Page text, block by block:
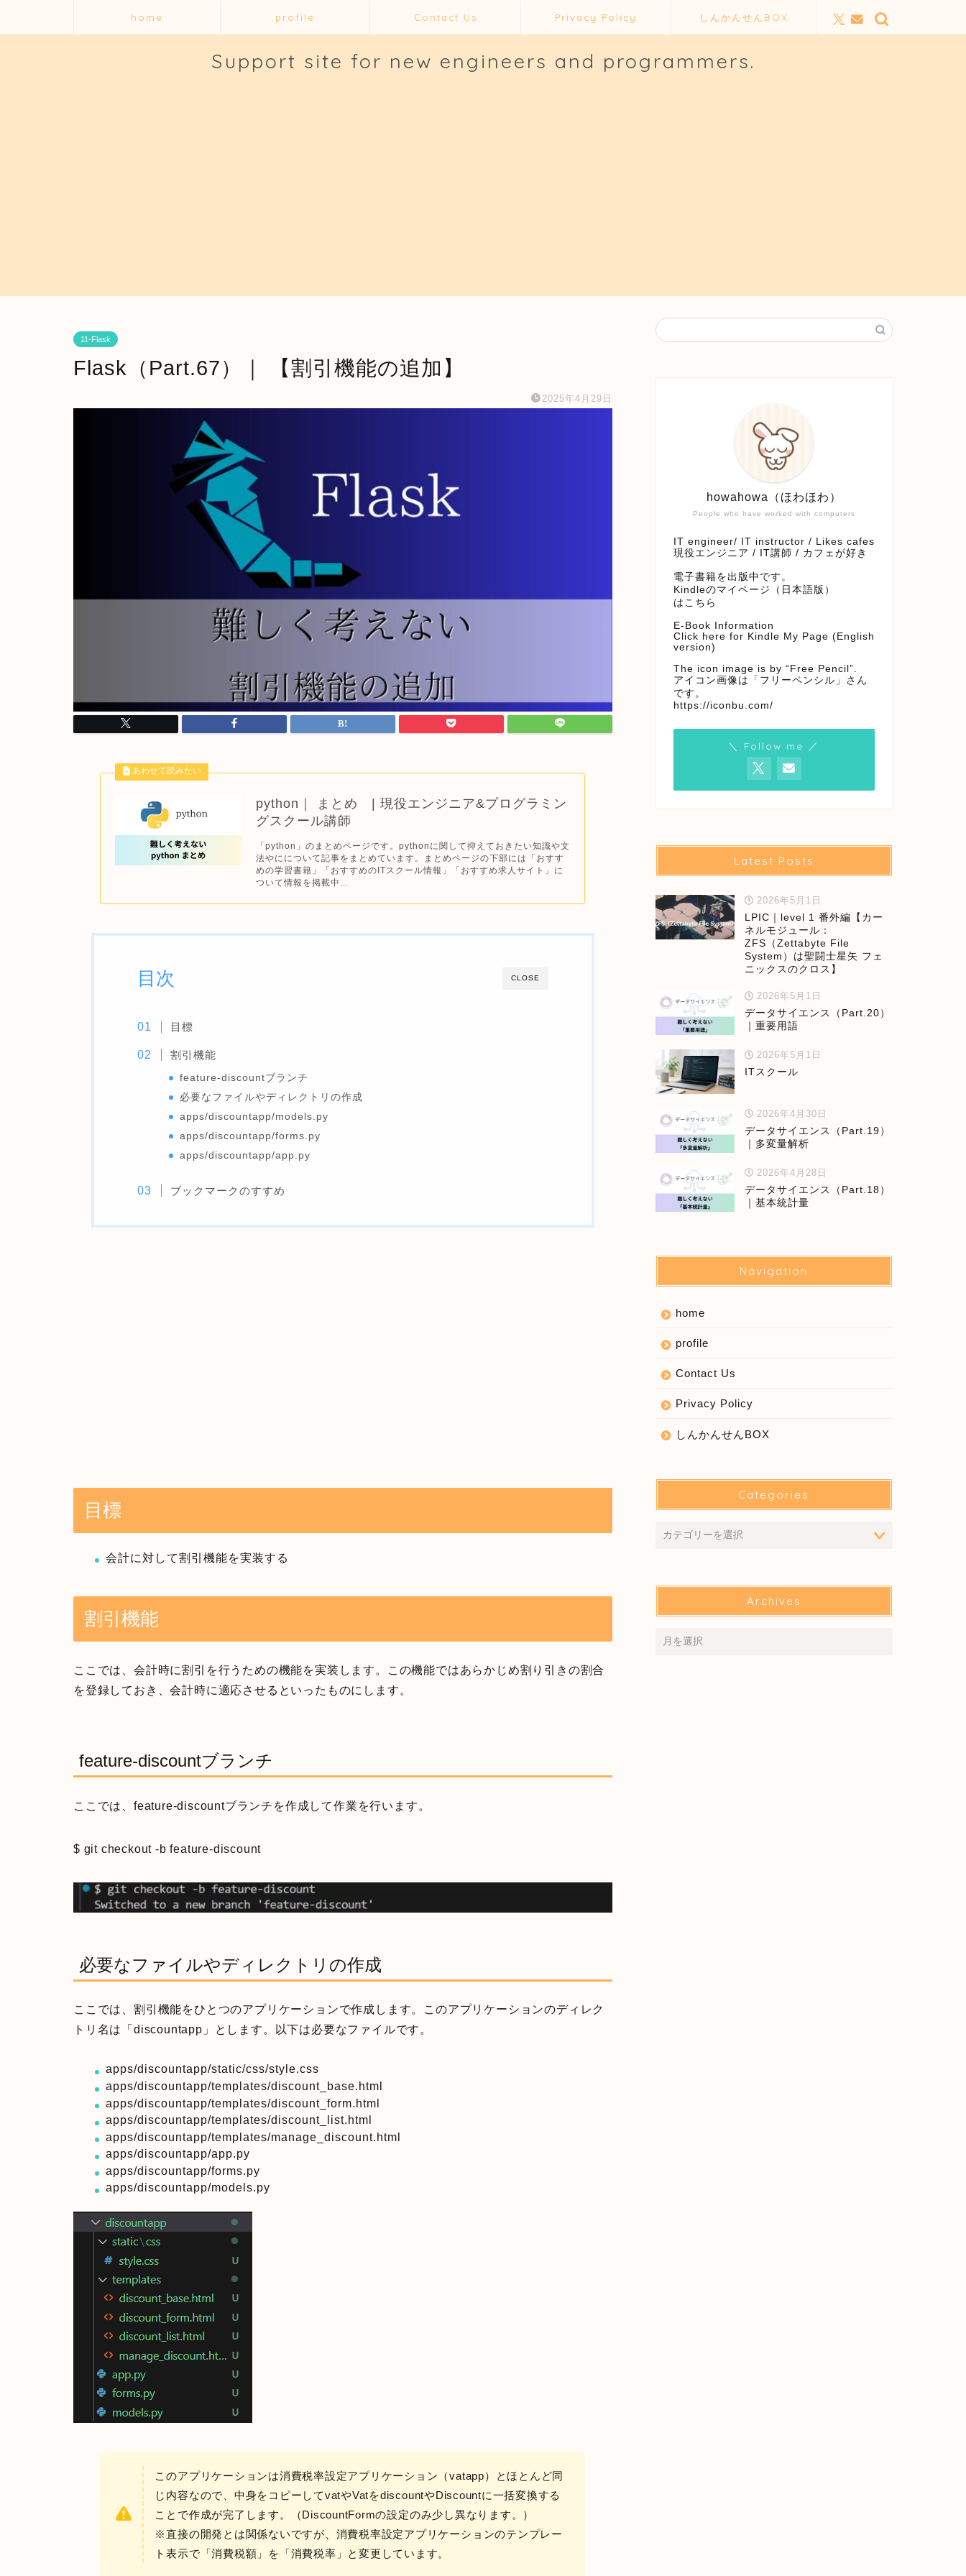
home profile Contact Us Privacy Policy しんかんせんBOX
Support site for new engineers and programmers.
11-Flask
Flask（Part.67）｜ 【割引機能の追加】
2025年4月29日
python｜ まとめ | 現役エンジニア&プログラミン
グスクール講師
「python」のまとめページです。pythonに関して抑えておきたい知識や文
法やにについて記事をまとめています。まとめページの下部には「おすす
めの学習書籍」「おすすめのITスクール情報」「おすすめ求人サイト」に
ついて情報を掲載中...
CLOSE
目次
目標
割引機能
feature-discountブランチ
必要なファイルやディレクトリの作成
apps/discountapp/models.py
apps/discountapp/forms.py
apps/discountapp/app.py
ブックマークのすすめ
目標
会計に対して割引機能を実装する
割引機能
ここでは、会計時に割引を行うための機能を実装します。この機能ではあらかじめ割り引きの割合
を登録しておき、会計時に適応させるといったものにします。
feature-discountブランチ
ここでは、feature-discountブランチを作成して作業を行います。
$ git checkout -b feature-discount
必要なファイルやディレクトリの作成
ここでは、割引機能をひとつのアプリケーションで作成します。このアプリケーションのディレク
トリ名は「discountapp」とします。以下は必要なファイルです。
apps/discountapp/static/css/style.css
apps/discountapp/templates/discount_base.html
apps/discountapp/templates/discount_form.html
apps/discountapp/templates/discount_list.html
apps/discountapp/templates/manage_discount.html
apps/discountapp/app.py
apps/discountapp/forms.py
apps/discountapp/models.py
このアプリケーションは消費税率設定アプリケーション（vatapp）とほとんど同
じ内容なので、中身をコピーしてvatやVatをdiscountやDiscountに一括変換する
ことで作成が完了します。（DiscountFormの設定のみ少し異なります。）
※直接の開発とは関係ないですが、消費税率設定アプリケーションのテンプレー
ト表示で「消費税額」を「消費税率」と変更しています。
People who have worked with computers
howahowa（ほわほわ）
IT engineer/ IT instructor / Likes cafes
現役エンジニア / IT講師 / カフェが好き
電子書籍を出版中です。
Kindleのマイページ（日本語版）
はこちら
E-Book Information
Click here for Kindle My Page (English
version)
The icon image is by “Free Pencil”.
アイコン画像は「フリーペンシル」さん
です。
https://iconbu.com/
＼ Follow me ／
Latest Posts
2026年5月1日
LPIC｜level 1 番外編【カー
ネルモジュール：
ZFS（Zettabyte File
System）は聖闘士星矢 フェ
ニックスのクロス】
2026年5月1日
データサイエンス（Part.20）
｜重要用語
2026年5月1日
ITスクール
2026年4月30日
データサイエンス（Part.19）
｜多変量解析
2026年4月28日
データサイエンス（Part.18）
｜基本統計量
Navigation
home
profile
Contact Us
Privacy Policy
しんかんせんBOX
Categories
Archives